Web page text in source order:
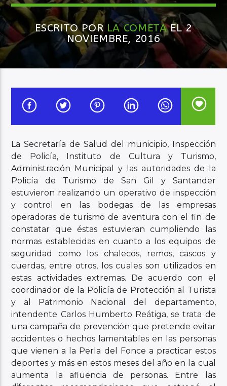
ESCRITO POR LA COMETAEL 2
NOVIEMBRE, 2016
La Secretaría de Salud del municipio, Inspección
de Policía, Instituto de Cultura y Turismo,
Administración Municipal y las autoridades de la
Policía de Turismo de San Gil y Santander
estuvieron realizando un operativo de inspección
y control en las bodegas de las empresas
operadoras de turismo de aventura con el fin de
constatar que éstas estuvieran cumpliendo las
normas establecidas en cuanto a los equipos de
seguridad como los chalecos, remos, cascos y
cuerdas, entre otros, los cuales son utilizados en
estas actividades extremas. De acuerdo con el
coordinador de la Policía de Protección al Turista
y al Patrimonio Nacional del departamento,
intendente Carlos Humberto Reátiga, se trata de
una campaña de prevención que pretende evitar
accidentes o hechos lamentables en las personas
que vienen a la Perla del Fonce a practicar estos
deportes y más en estos meses del año en la cual
aumenta la afluencia de personas. Entre las